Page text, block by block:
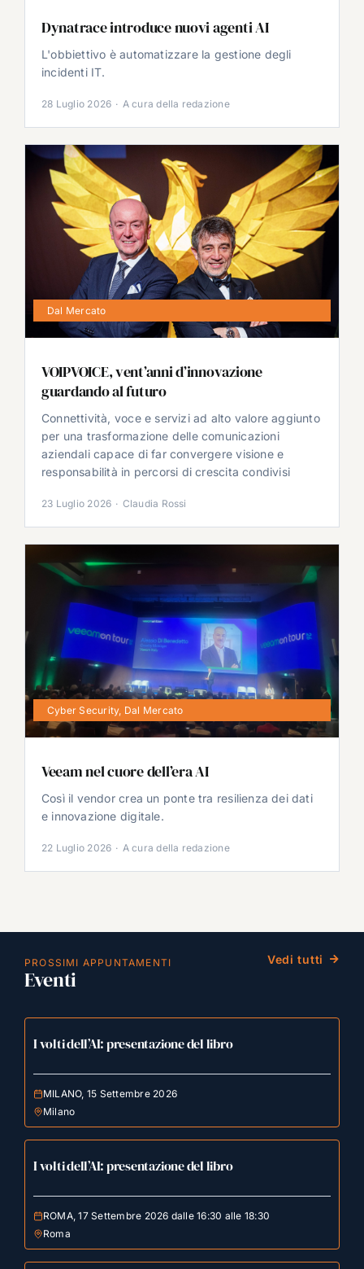
Dynatrace introduce nuovi agenti AI
L'obbiettivo è automatizzare la gestione degli
incidenti IT.
28 Luglio 2026 · A cura della redazione
Dal Mercato
VOIPVOICE, vent’anni d’innovazione
guardando al futuro
Connettività, voce e servizi ad alto valore aggiunto
per una trasformazione delle comunicazioni
aziendali capace di far convergere visione e
responsabilità in percorsi di crescita condivisi
23 Luglio 2026 · Claudia Rossi
Cyber Security, Dal Mercato
Veeam nel cuore dell’era AI
Così il vendor crea un ponte tra resilienza dei dati
e innovazione digitale.
22 Luglio 2026 · A cura della redazione
PROSSIMI APPUNTAMENTI
Eventi
Vedi tutti
I volti dell’AI: presentazione del libro
MILANO, 15 Settembre 2026
Milano
I volti dell’AI: presentazione del libro
ROMA, 17 Settembre 2026 dalle 16:30 alle 18:30
Roma